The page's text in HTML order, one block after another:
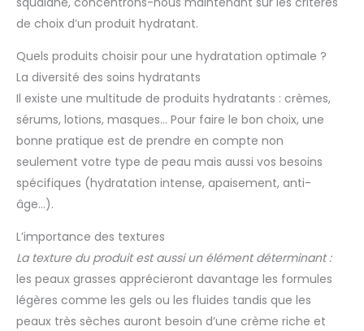
de choix d’un produit hydratant.
Quels produits choisir pour une hydratation optimale ?
La diversité des soins hydratants
Il existe une multitude de produits hydratants : crèmes,
sérums, lotions, masques… Pour faire le bon choix, une
bonne pratique est de prendre en compte non
seulement votre type de peau mais aussi vos besoins
spécifiques (hydratation intense, apaisement, anti-
âge…).
L’importance des textures
La texture du produit est aussi un élément déterminant :
les peaux grasses apprécieront davantage les formules
légères comme les gels ou les fluides tandis que les
peaux très sèches auront besoin d’une crème riche et